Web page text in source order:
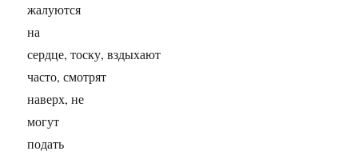
жалуются
на
сердце, тоску, вздыхают
часто, смотрят
наверх, не
могут
подать